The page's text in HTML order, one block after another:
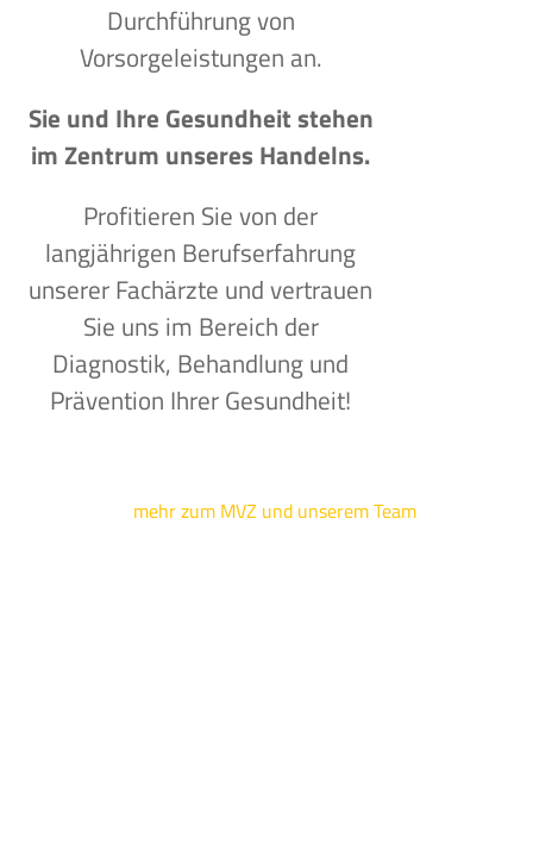
Durchführung von
Vorsorgeleistungen an.
Sie und Ihre Gesundheit stehen
im Zentrum unseres Handelns.
Profitieren Sie von der
langjährigen Berufserfahrung
unserer Fachärzte und vertrauen
Sie uns im Bereich der
Diagnostik, Behandlung und
Prävention Ihrer Gesundheit!
mehr zum MVZ und unserem Team